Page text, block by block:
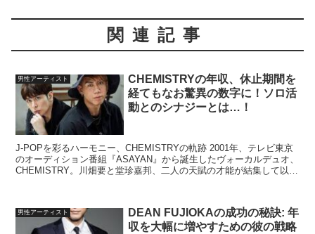
関連記事
男性アーティスト
CHEMISTRYの年収、休止期間を
経てもなお驚異の数字に！ソロ活
動とのシナジーとは…！
J-POPを彩るハーモニー、CHEMISTRYの軌跡 2001年、テレビ東京
のオーディション番組『ASAYAN』から誕生したヴォーカルデュオ、
CHEMISTRY。川畑要と堂珍嘉邦、二人の天賦の才能が結集して以
男性アーティスト
DEAN FUJIOKAの成功の秘訣: 年
収を大幅に増やすための彼の戦略